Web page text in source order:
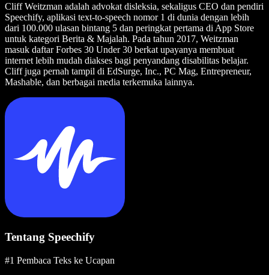
Cliff Weitzman adalah advokat disleksia, sekaligus CEO dan pendiri
Speechify, aplikasi text-to-speech nomor 1 di dunia dengan lebih
dari 100.000 ulasan bintang 5 dan peringkat pertama di App Store
untuk kategori Berita & Majalah. Pada tahun 2017, Weitzman
masuk daftar Forbes 30 Under 30 berkat upayanya membuat
internet lebih mudah diakses bagi penyandang disabilitas belajar.
Cliff juga pernah tampil di EdSurge, Inc., PC Mag, Entrepreneur,
Mashable, dan berbagai media terkemuka lainnya.
Tentang Speechify
#1 Pembaca Teks ke Ucapan